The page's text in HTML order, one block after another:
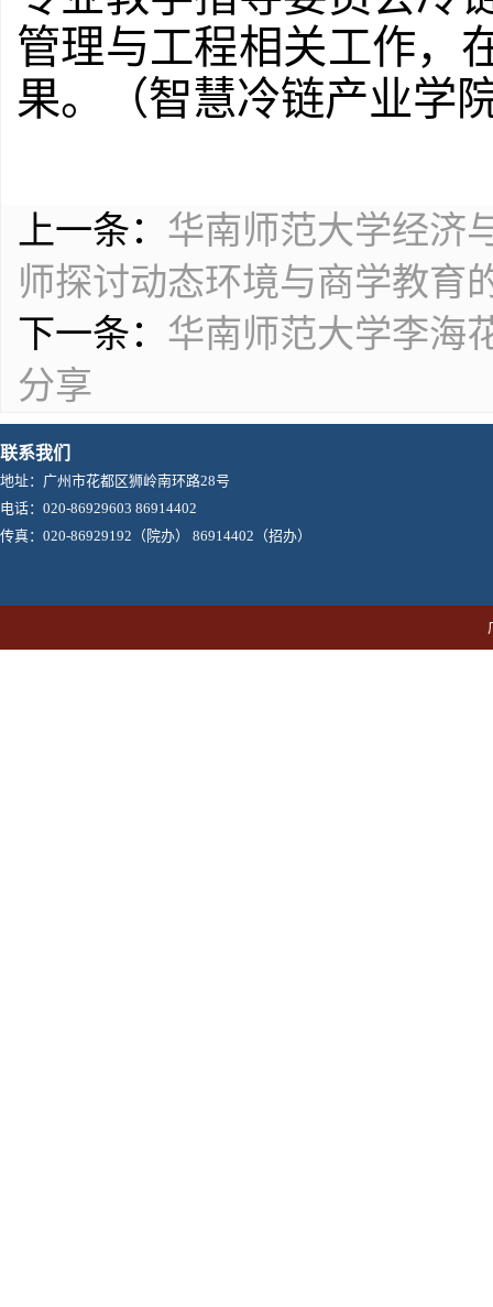
管理与工程相关工作，
果。（智慧冷链产业学
上一条： 华南师范大学经济
师探讨动态环境与商学教育
下一条： 华南师范大学李海
分享
联系我们
地址：广州市花都区狮岭南环路28号
电话：020-86929603 86914402
传真：020-86929192（院办） 86914402（招办）